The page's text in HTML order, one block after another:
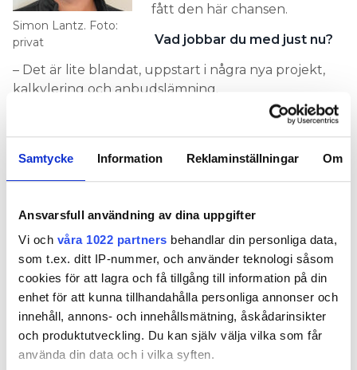
Samtycke Information Reklaminställningar Om
Ansvarsfull användning av dina uppgifter
Vi och våra 1022 partners behandlar din personliga data,
som t.ex. ditt IP-nummer, och använder teknologi såsom
cookies för att lagra och få tillgång till information på din
enhet för att kunna tillhandahålla personliga annonser och
innehåll, annons- och innehållsmätning, åskådarinsikter
och produktutveckling. Du kan själv välja vilka som får
använda din data och i vilka syften.
Simon Lantz. Foto:
privat
fått den här chansen.
Vad jobbar du med just nu?
– Det är lite blandat, uppstart i några nya projekt,
kalkylering och anbudslämning.
Har du helt slutat med att vara ute och jobba på
golvet?
– Ja, det slutade jag med för cirka ett år sedan,
sedan dess har jag arbetat med projektledning.
I ett pressmeddelande motiveras valet av dig
som vd med att du har bidragit i utvecklingen av
företaget och affären och varit högst delaktig i
framgångarna. Vad har du gjort?
– Jag har haft en ganska tajt relation med tidigare
vd:n Torbjörn Carlsson och vi har stött och blött
tankar och idéer ihop under de senaste åren.
Företagets mål är att stärka positionen på